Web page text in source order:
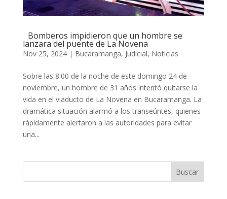
Bomberos impidieron que un hombre se
lanzara del puente de La Novena
Nov 25, 2024| Bucaramanga, Judicial, Noticias
Sobre las 8:00 de la noche de este domingo 24 de
noviembre, un hombre de 31 años intentó quitarse la
vida en el viaducto de La Novena en Bucaramanga. La
dramática situación alarmó a los transeúntes, quienes
rápidamente alertaron a las autoridades para evitar
una...
Buscar